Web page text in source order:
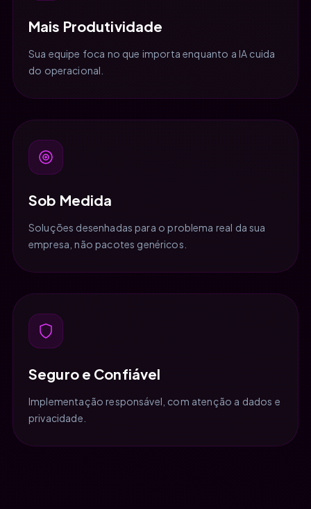
Mais Produtividade
Sua equipe foca no que importa enquanto a IA cuida
do operacional.
Sob Medida
Soluções desenhadas para o problema real da sua
empresa, não pacotes genéricos.
Seguro e Confiável
Implementação responsável, com atenção a dados e
privacidade.